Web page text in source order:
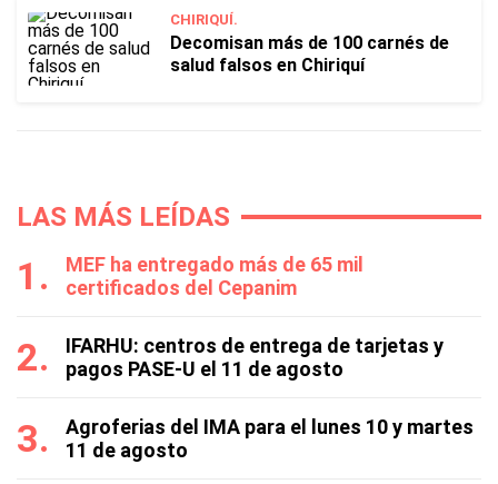
CHIRIQUÍ.
Decomisan más de 100 carnés de
salud falsos en Chiriquí
LAS MÁS LEÍDAS
MEF ha entregado más de 65 mil
certificados del Cepanim
IFARHU: centros de entrega de tarjetas y
pagos PASE-U el 11 de agosto
Agroferias del IMA para el lunes 10 y martes
11 de agosto